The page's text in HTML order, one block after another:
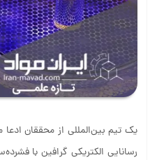
یک تیم بین‌المللی از محققان
رسانایی الکتریکی گرافین با